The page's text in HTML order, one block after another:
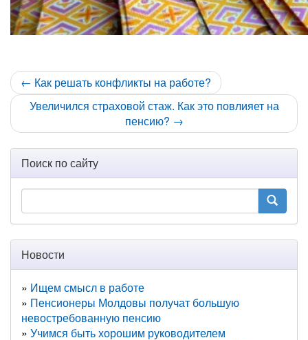
← Как решать конфликты на работе?
Увеличился страховой стаж. Как это повлияет на
пенсию? →
Поиск по сайту
Новости
Ищем смысл в работе
Пенсионеры Молдовы получат большую
невостребованную пенсию
Учимся быть хорошим руководителем